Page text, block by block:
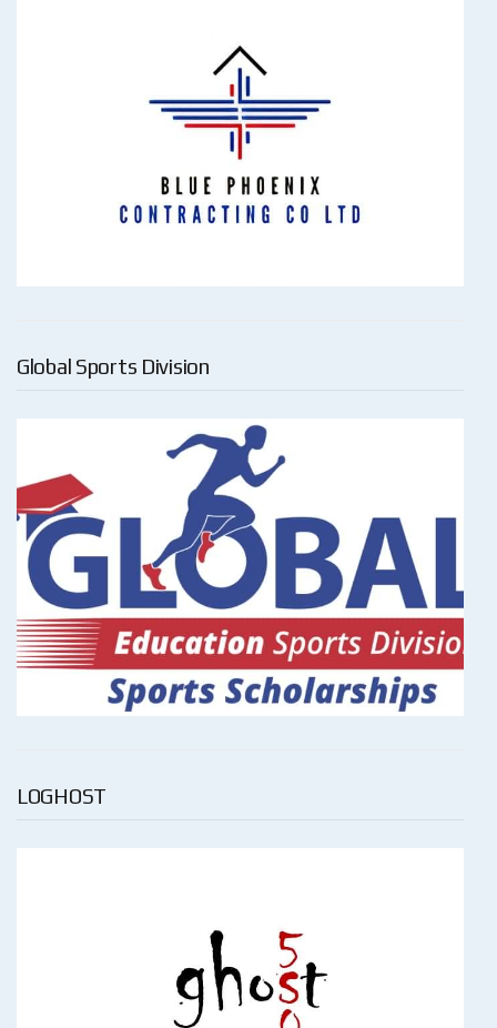
Global Sports Division
LOGHOST